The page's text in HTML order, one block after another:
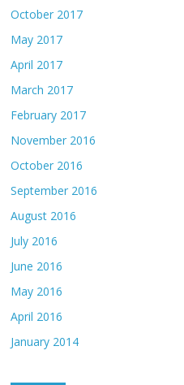
October 2017
May 2017
April 2017
March 2017
February 2017
November 2016
October 2016
September 2016
August 2016
July 2016
June 2016
May 2016
April 2016
January 2014